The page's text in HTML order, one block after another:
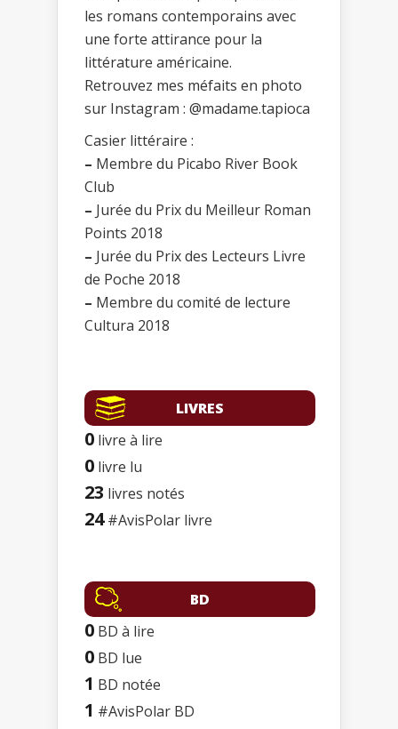
les romans contemporains avec
une forte attirance pour la
littérature américaine.
Retrouvez mes méfaits en photo
sur Instagram : @madame.tapioca
Casier littéraire :
– Membre du Picabo River Book
Club
– Jurée du Prix du Meilleur Roman
Points 2018
– Jurée du Prix des Lecteurs Livre
de Poche 2018
– Membre du comité de lecture
Cultura 2018
LIVRES
0 livre à lire
0 livre lu
23 livres notés
24#AvisPolar livre
BD
0 BD à lire
0 BD lue
1 BD notée
1 #AvisPolar BD